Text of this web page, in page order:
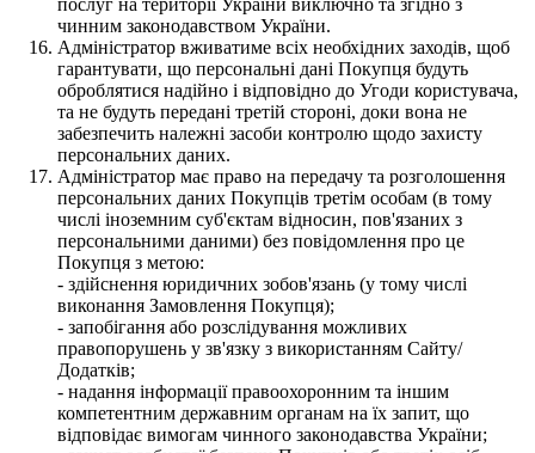
чинним законодавством України.
Адміністратор вживатиме всіх необхідних заходів, щоб
гарантувати, що персональні дані Покупця будуть
оброблятися надійно і відповідно до Угоди користувача,
та не будуть передані третій стороні, доки вона не
забезпечить належні засоби контролю щодо захисту
персональних даних.
Адміністратор має право на передачу та розголошення
персональних даних Покупців третім особам (в тому
числі іноземним суб'єктам відносин, пов'язаних з
персональними даними) без повідомлення про це
Покупця з метою:
- здійснення юридичних зобов'язань (у тому числі
виконання Замовлення Покупця);
- запобігання або розслідування можливих
правопорушень у зв'язку з використанням Сайту/
Додатків;
- надання інформації правоохоронним та іншим
компетентним державним органам на їх запит, що
відповідає вимогам чинного законодавства України;